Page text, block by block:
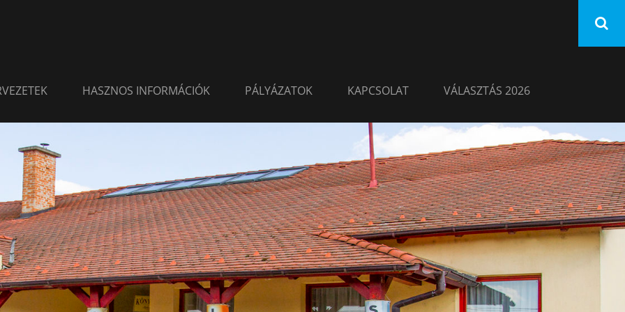
HASZNOS INFORMÁCIÓK PÁLYÁZATOK KAPCSOLAT VÁLASZTÁS 2026